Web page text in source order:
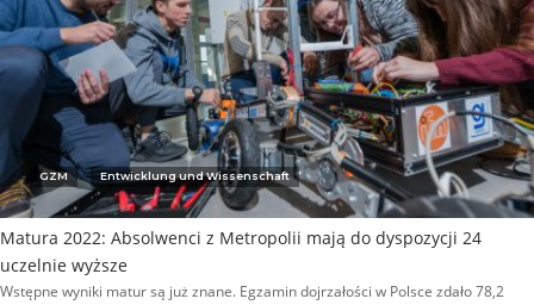
GZM Entwicklung und Wissenschaft
Matura 2022: Absolwenci z Metropolii mają do dyspozycji 24
uczelnie wyższe
Wstępne wyniki matur są już znane. Egzamin dojrzałości w Polsce zdało 78,2